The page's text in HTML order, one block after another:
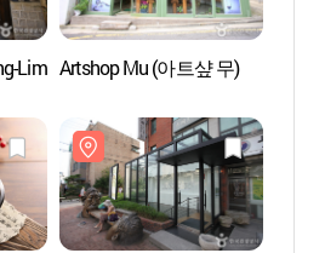
Lim Artshop Mu (아트샾 무)